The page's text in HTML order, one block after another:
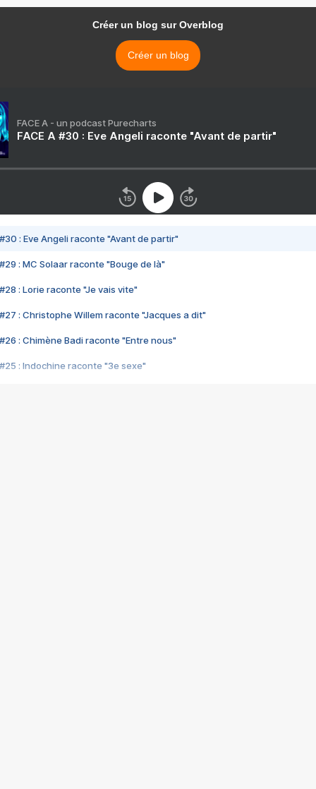
Créer un blog sur Overblog
Créer un blog
FACE A - un podcast Purecharts
FACE A #30 : Eve Angeli raconte "Avant de partir"
#30 : Eve Angeli raconte "Avant de partir"
#29 : MC Solaar raconte "Bouge de là"
#28 : Lorie raconte "Je vais vite"
#27 : Christophe Willem raconte "Jacques a dit"
#26 : Chimène Badi raconte "Entre nous"
#25 : Indochine raconte "3e sexe"